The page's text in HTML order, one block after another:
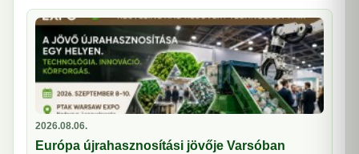
2026.08.06.
Európa újrahasznosítási jövője Varsóban